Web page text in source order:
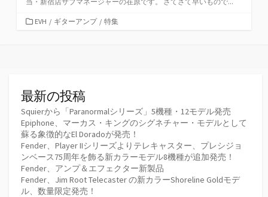
カEVH / ギターアンプ / 特集
最新の投稿
Squierから「Paranormalシリーズ」5機種・12モデル発売
Epiphone、マーカス・キングのシグネチャー・モデルとして
蘇る象徴的なEl Doradoが発売！
Fender、Player IIシリーズよりテレキャスター、プレシジョ
ンベース75周年を飾る新カラーモデル8機種が追加発売！
Fender、アンプ＆エフェクター新製品
Fender、Jim Root Telecaster の新カラーShoreline Goldモデ
ル、数量限定発売！